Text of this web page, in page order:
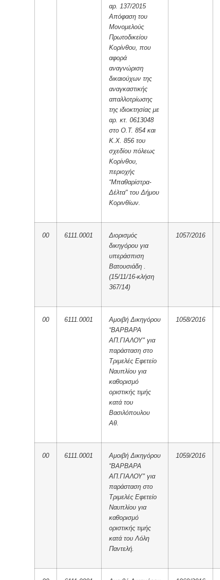
αρ. 137/2015
Απόφαση του
Μονομελούς
Πρωτοδικείου
Κορίνθου, που
αφορά
αναγνώριση
δικαιούχων της
αναγκαστικής
απαλλοτρίωσης
της ιδιοκτησίας με
αρ. κτ. 0613048
στο Ο.Τ. 854 και
Κ.Χ. 856 του
σχεδίου πόλεως
Κορίνθου,
περιοχής
“Μπαθαρίστρα-
Δέλτα" του Δήμου
Κορινθίων.
00 6111.0001
Διορισμός
δικηγόρου για
υπεράσπιση
Βατουσιάδη .
(15/11/16-κλήση
367/14)
1057/2016
00 6111.0001
Αμοιβή Δικηγόρου
“ΒΑΡΒΑΡΑ
ΑΠ.ΓΙΑΛΟΥ" για
παράσταση στο
Τριμελές Εφετείο
Ναυπλίου για
καθορισμό
οριστικής τιμής
κατά του
Βασιλόπουλου
Αθ.
1058/2016
00 6111.0001
Αμοιβή Δικηγόρου
“ΒΑΡΒΑΡΑ
ΑΠ.ΓΙΑΛΟΥ" για
παράσταση στο
Τριμελές Εφετείο
Ναυπλίου για
καθορισμό
οριστικής τιμής
κατά του Λόλη
Παντελή.
1059/2016